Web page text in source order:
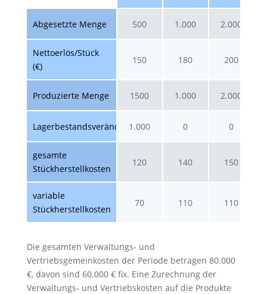
Abgesetzte Menge 500 1.000 2.000
Nettoerlös/Stück
(€)
150 180 200
Produzierte Menge 1500 1.000 2.000
Lagerbestandsveränderung
1.000 0 0
gesamte
Stückherstellkosten
120 140 150
variable
Stückherstellkosten
70 110 110
Die gesamten Verwaltungs- und
Vertriebsgemeinkosten der Periode betragen 80.000
€, davon sind 60.000 € fix. Eine Zurechnung der
Verwaltungs- und Vertriebskosten auf die Produkte